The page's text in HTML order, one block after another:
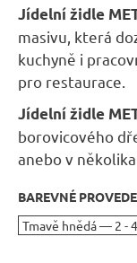
hvězdiček.
Jídelní židle
masivu, která
kuchyně i
pro restaurace.
Jídelní židle
borovicového
anebo v
BAREVNÉ
D
o
p
o
r